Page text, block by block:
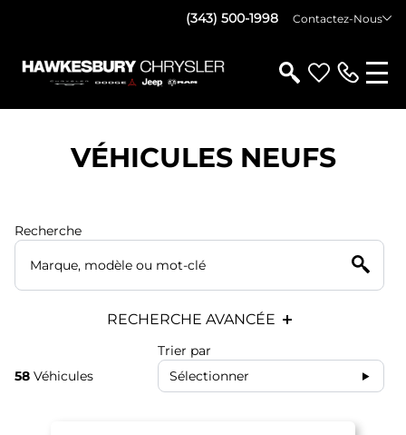
(343) 500-1998 Contactez-Nous
VÉHICULES NEUFS
Recherche
RECHERCHE AVANCÉE
58 Véhicules
Trier par
Sélectionner